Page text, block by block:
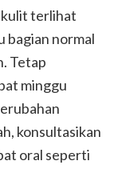
kulit terlihat
bagian normal
Tetap
minggu
konsultasikan
oral seperti